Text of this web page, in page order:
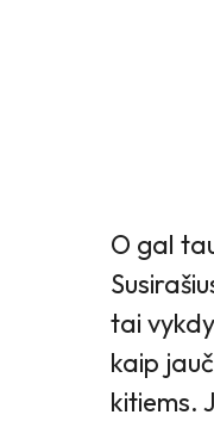
O gal
tai
kaip
kitiems.